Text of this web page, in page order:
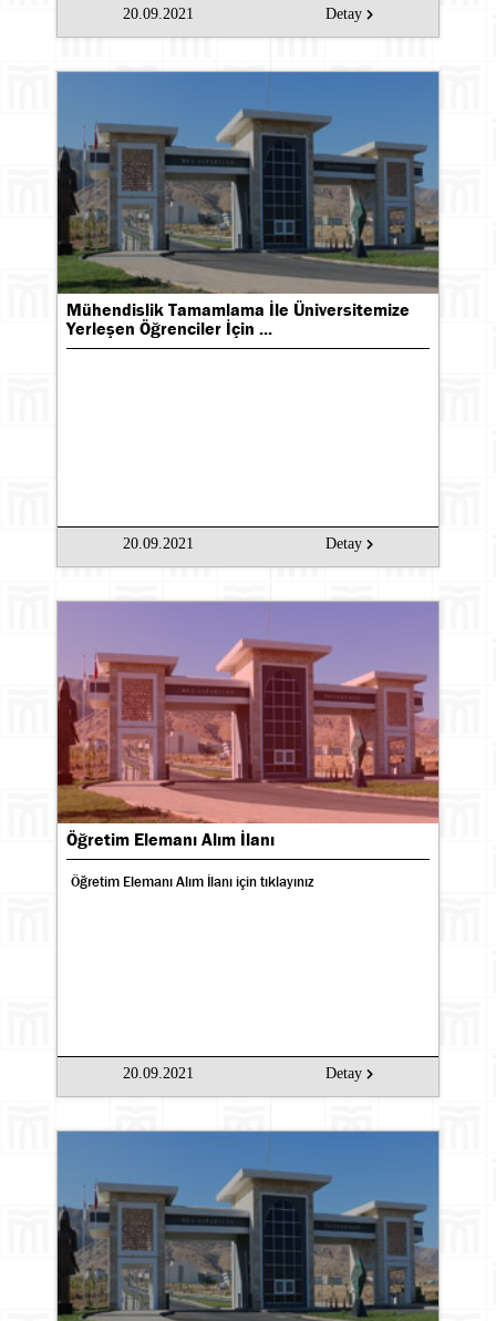
20.09.2021 Detay
Mühendislik Tamamlama İle Üniversitemize
Yerleşen Öğrenciler İçin ...
20.09.2021 Detay
Öğretim Elemanı Alım İlanı
Öğretim Elemanı Alım İlanı için tıklayınız
20.09.2021 Detay